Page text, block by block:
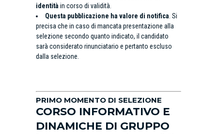
identità in corso di validità.
Questa pubblicazione ha valore di notifica . Si
precisa che in caso di mancata presentazione alla
selezione secondo quanto indicato, il candidato
sarà considerato rinunciatario e pertanto escluso
dalla selezione.
PRIMO MOMENTO DI SELEZIONE
CORSO INFORMATIVO E
DINAMICHE DI GRUPPO